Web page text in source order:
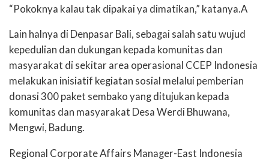
“Pokoknya kalau tak dipakai ya dimatikan,” katanya.A
Lain halnya di Denpasar Bali, sebagai salah satu wujud
kepedulian dan dukungan kepada komunitas dan
masyarakat di sekitar area operasional CCEP Indonesia
melakukan inisiatif kegiatan sosial melalui pemberian
donasi 300 paket sembako yang ditujukan kepada
komunitas dan masyarakat Desa Werdi Bhuwana,
Mengwi, Badung.
Regional Corporate Affairs Manager-East Indonesia